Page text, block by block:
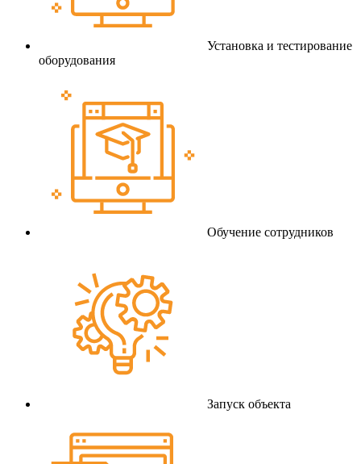
Установка и тестирование
оборудования
Обучение сотрудников
Запуск объекта